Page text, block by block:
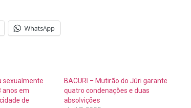
WhatsApp
sexualmente
anos em
de
BACURI – Mutirão do Júri garante
quatro condenações e duas
absolvições